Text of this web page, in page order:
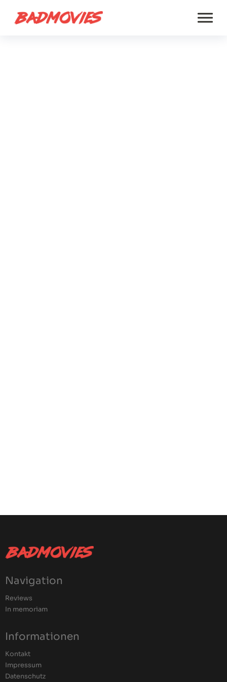
Navigation
Reviews
In memoriam
Informationen
Kontakt
Impressum
Datenschutz